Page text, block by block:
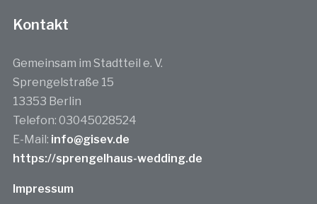
Kontakt
Gemeinsam im Stadtteil e. V.
Sprengelstraße 15
13353 Berlin
Telefon: 03045028524
E-Mail: info@gisev.de
https://sprengelhaus-wedding.de
Impressum